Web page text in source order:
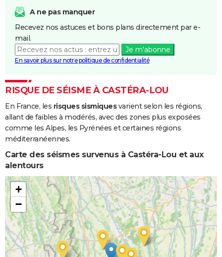
A ne pas manquer
Recevez nos astuces et bons plans directement par e-
mail.
Je m'abonne
En savoir plus sur notre politique de confidentialité
RISQUE DE SÉISME À CASTÉRA-LOU
En France, les risques sismiquesvarient selon les régions,
allant de faibles à modérés, avec des zones plus exposées
comme les Alpes, les Pyrénées et certaines régions
méditerranéennes.
Carte des séismes survenus à Castéra-Lou et aux
alentours
+
−